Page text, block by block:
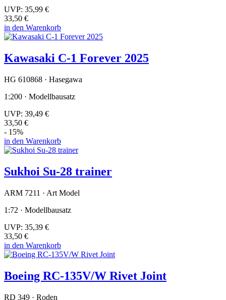
UVP: 35,99 €
33,50 €
in den Warenkorb
Kawasaki C-1 Forever 2025
HG 610868 · Hasegawa
1:200 · Modellbausatz
UVP: 39,49 €
33,50 €
- 15%
in den Warenkorb
Sukhoi Su-28 trainer
ARM 7211 · Art Model
1:72 · Modellbausatz
UVP: 35,39 €
33,50 €
in den Warenkorb
Boeing RC-135V/W Rivet Joint
RD 349 · Roden